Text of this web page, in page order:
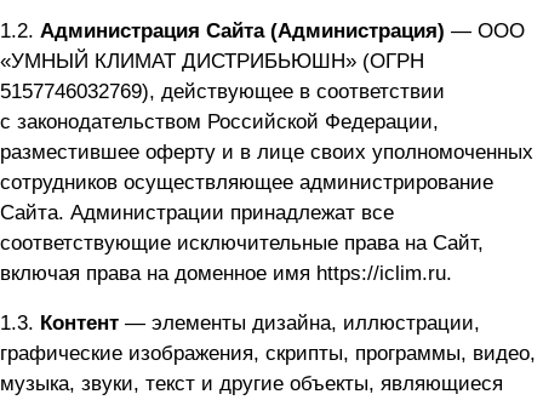
1.2. Администрация Сайта (Администрация) — ООО
«УМНЫЙ КЛИМАТ ДИСТРИБЬЮШН» (ОГРН
5157746032769), действующее в соответствии
с законодательством Российской Федерации,
разместившее оферту и в лице своих уполномоченных
сотрудников осуществляющее администрирование
Сайта. Администрации принадлежат все
соответствующие исключительные права на Сайт,
включая права на доменное имя https://iclim.ru.
1.3. Контент — элементы дизайна, иллюстрации,
графические изображения, скрипты, программы, видео,
музыка, звуки, текст и другие объекты, являющиеся